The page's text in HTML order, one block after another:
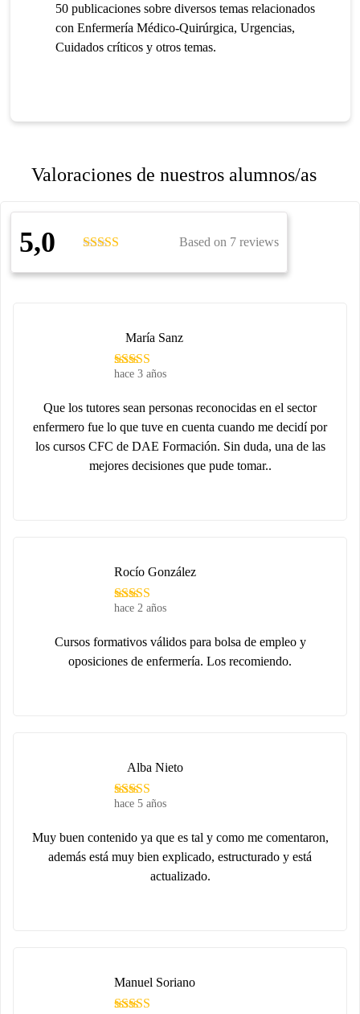
50 publicaciones sobre diversos temas relacionados
con Enfermería Médico-Quirúrgica, Urgencias,
Cuidados críticos y otros temas.
Valoraciones de nuestros alumnos/as
5,0 Based on 7 reviews
hace 3 años
María Sanz
Que los tutores sean personas reconocidas en el sector
enfermero fue lo que tuve en cuenta cuando me decidí por
los cursos CFC de DAE Formación. Sin duda, una de las
mejores decisiones que pude tomar..
hace 2 años
Rocío González
Cursos formativos válidos para bolsa de empleo y
oposiciones de enfermería. Los recomiendo.
hace 5 años
Alba Nieto
Muy buen contenido ya que es tal y como me comentaron,
además está muy bien explicado, estructurado y está
actualizado.
Manuel Soriano